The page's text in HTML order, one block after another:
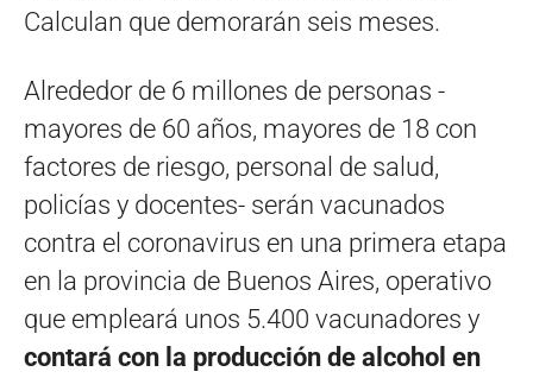
Calculan que demorarán seis meses.
Alrededor de 6 millones de personas -
mayores de 60 años, mayores de 18 con
factores de riesgo, personal de salud,
policías y docentes- serán vacunados
contra el coronavirus en una primera etapa
en la provincia de Buenos Aires, operativo
que empleará unos 5.400 vacunadores y
contará con la producción de alcohol en